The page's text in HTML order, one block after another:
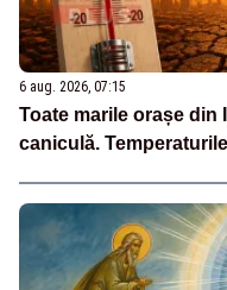
6 aug. 2026, 07:15
Toate marile orașe din
caniculă.